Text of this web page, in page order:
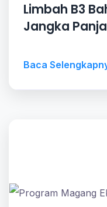
Limbah B3
Jangka
Baca